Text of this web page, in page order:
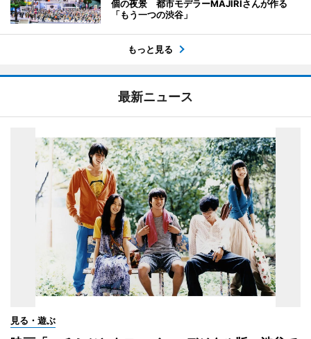
個の夜景 都市モデラーMAJIRIさんが作る
「もう一つの渋谷」
もっと見る
最新ニュース
見る・遊ぶ